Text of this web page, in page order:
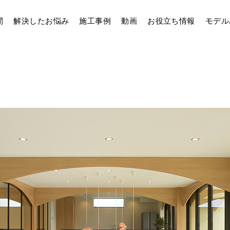
解決したお悩み 施工事例 動画 お役立ち情報 モデ